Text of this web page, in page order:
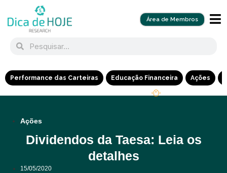
Área de Membros
Performance das Carteiras Educação Financeira Ações
Ações
Dividendos da Taesa: Leia os
detalhes
15/05/2020